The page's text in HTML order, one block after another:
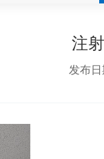
注
发布日